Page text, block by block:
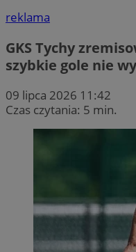
reklama
GKS Tychy
szybkie gole nie
09 lipca 2026 11:42
Czas czytania: 5 min.